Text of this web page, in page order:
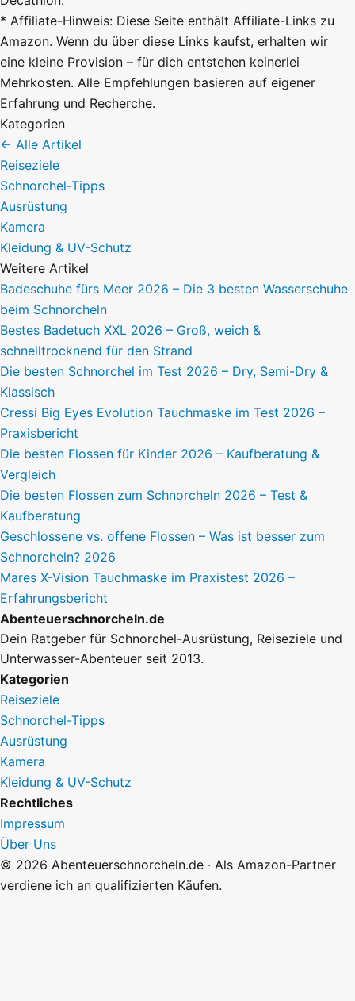
* Affiliate-Hinweis: Diese Seite enthält Affiliate-Links zu
Amazon. Wenn du über diese Links kaufst, erhalten wir
eine kleine Provision – für dich entstehen keinerlei
Mehrkosten. Alle Empfehlungen basieren auf eigener
Erfahrung und Recherche.
Kategorien
← Alle Artikel
Reiseziele
Schnorchel-Tipps
Ausrüstung
Kamera
Kleidung & UV-Schutz
Weitere Artikel
Badeschuhe fürs Meer 2026 – Die 3 besten Wasserschuhe
beim Schnorcheln
Bestes Badetuch XXL 2026 – Groß, weich &
schnelltrocknend für den Strand
Die besten Schnorchel im Test 2026 – Dry, Semi-Dry &
Klassisch
Cressi Big Eyes Evolution Tauchmaske im Test 2026 –
Praxisbericht
Die besten Flossen für Kinder 2026 – Kaufberatung &
Vergleich
Die besten Flossen zum Schnorcheln 2026 – Test &
Kaufberatung
Geschlossene vs. offene Flossen – Was ist besser zum
Schnorcheln? 2026
Mares X-Vision Tauchmaske im Praxistest 2026 –
Erfahrungsbericht
Abenteuerschnorcheln.de
Dein Ratgeber für Schnorchel-Ausrüstung, Reiseziele und
Unterwasser-Abenteuer seit 2013.
Kategorien
Reiseziele
Schnorchel-Tipps
Ausrüstung
Kamera
Kleidung & UV-Schutz
Rechtliches
Impressum
Über Uns
© 2026 Abenteuerschnorcheln.de · Als Amazon-Partner
verdiene ich an qualifizierten Käufen.